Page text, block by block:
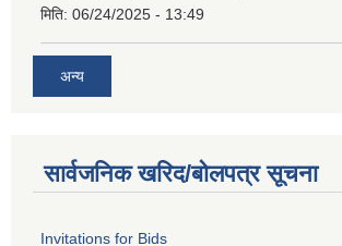
मिति: 06/24/2025 - 13:49
अन्य
सार्वजनिक खरिद/बोलपत्र सूचना
Invitations for Bids